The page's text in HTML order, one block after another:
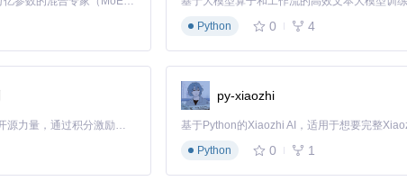
场景覆盖
条件包括每日更新的全市场行情数据和至少8GB显存的GPU支持。在
，最大回撤降低了3.8个百分点。
预测分析。系统提供多时间周期（5分钟/1小时/日线）的预测结果，帮
，其交易胜率平均提升了12.7%。
Python
0 4
「源启盛夏」暑期校园开发者成长计划旨在激活校园开源力量，通过积分激励、认证扶持、资源倾斜等形式，引导高校组织和开发者完成「入驻 — 建项目 — 做贡献 — 获认证 — 得资源」的完整闭环。无论你是想带领社团入驻平台的组织者，还是希望用代码贡献证明自己的开发者，都能在这里找到属于你的成长路径。
py-xiaozhi
Python
0 1